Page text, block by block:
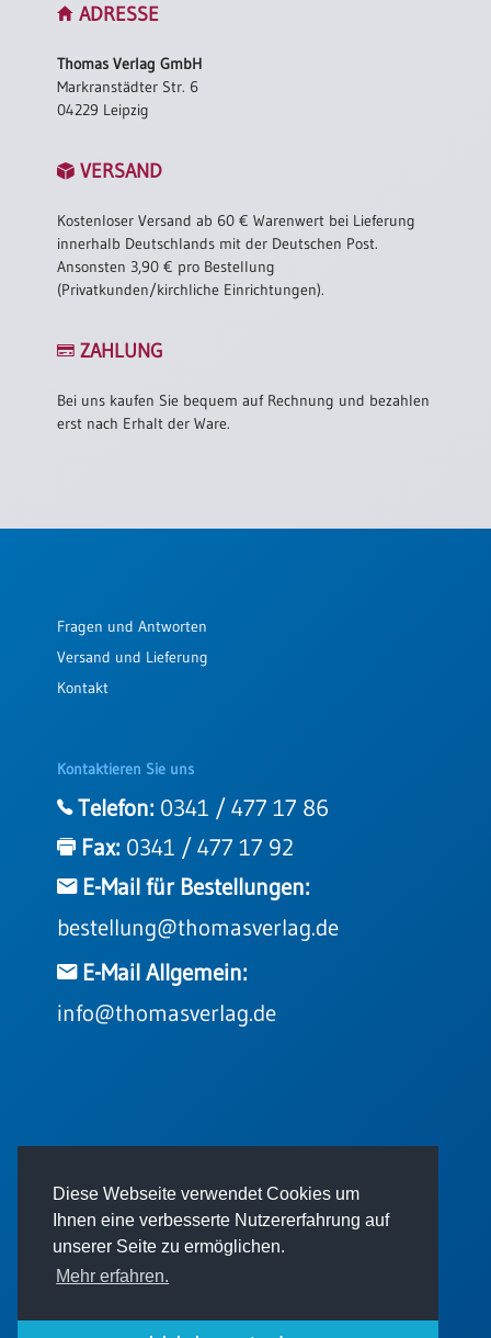
Diese Webseite verwendet Cookies um
Ihnen eine verbesserte Nutzererfahrung auf
unserer Seite zu ermöglichen.
Mehr erfahren.
ADRESSE
Thomas Verlag GmbH
Markranstädter Str. 6
04229 Leipzig
VERSAND
Kostenloser Versand ab 60 € Warenwert bei Lieferung
innerhalb Deutschlands mit der Deutschen Post.
Ansonsten 3,90 € pro Bestellung
(Privatkunden/kirchliche Einrichtungen).
ZAHLUNG
Bei uns kaufen Sie bequem auf Rechnung und bezahlen
erst nach Erhalt der Ware.
Fragen und Antworten
Versand und Lieferung
Kontakt
Kontaktieren Sie uns
Telefon: 0341 / 477 17 86
Fax: 0341 / 477 17 92
E-Mail für Bestellungen:
bestellung@thomasverlag.de
E-Mail Allgemein:
info@thomasverlag.de